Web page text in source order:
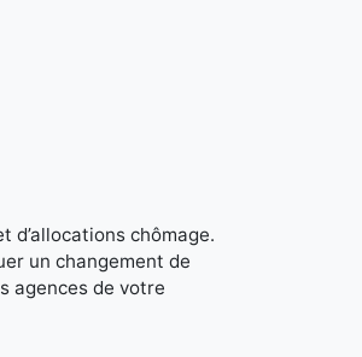
d’allocations chômage.
un changement de
agences de votre